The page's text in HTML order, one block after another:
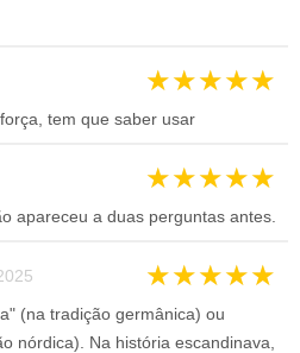
★★★★★
tem que saber usar
★★★★★
apareceu a duas perguntas antes.
★★★★★
(na tradição germânica) ou
nórdica). Na história escandinava,